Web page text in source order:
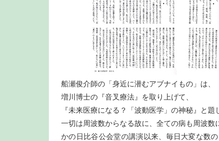
船瀬俊介師の「身近に潜むアブナイもの」は、
増川博士の『音叉療法』を取り上げて、
『未来医療になる？「波動医学」の神秘』と題
一切は周波数からなる故に、全ての病も周波数
かの日比谷公会堂の講演以来、毎日大変な数